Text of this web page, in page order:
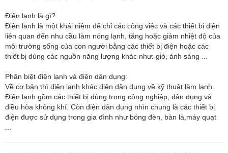
Điện lạnh là gì?
Điện lạnh là một khái niệm để chỉ các công việc và các thiết bị điện
liên quan đến nhu cầu làm nóng lạnh, tăng hoặc giảm nhiệt độ của
môi trường sống của con người bằng các thiết bị điện hoặc các
thiết bị dùng các nguồn năng lượng khác như: gió, ánh sáng ...
Phân biệt điện lạnh và điện dân dụng:
Về cơ bản thì điện lạnh khác điện dân dụng về kỹ thuật làm lạnh.
Điện lạnh gồm các thiết bị dùng trong công nghiệp, dân dụng và
điều hòa không khí. Còn điện dân dụng nhìn chung là các thiết bị
điện được sử dụng trong gia đình như bóng đèn, bàn là,máy quạt